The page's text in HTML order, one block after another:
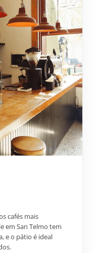
cafés mais
em San Telmo tem
e o pátio é ideal